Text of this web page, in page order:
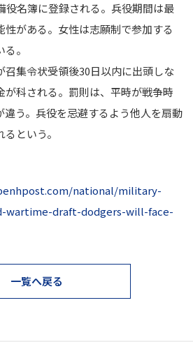
役名簿に登録される。兵役期間は最
性がある。女性は志願制で参加する
。
召集令状受領後30日以内に出頭しな
が科される。罰則は、平時が戦争時
違う。兵役を忌避するよう他人を扇動
という。
national/military-
wartime-draft-dodgers-will-face-
一覧へ戻る